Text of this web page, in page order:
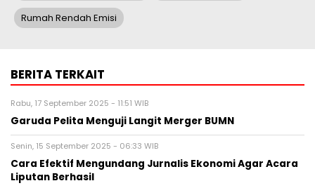
Rumah Rendah Emisi
BERITA TERKAIT
Rabu, 17 September 2025 - 11:51 WIB
Garuda Pelita Menguji Langit Merger BUMN
Senin, 15 September 2025 - 06:33 WIB
Cara Efektif Mengundang Jurnalis Ekonomi Agar Acara
Liputan Berhasil